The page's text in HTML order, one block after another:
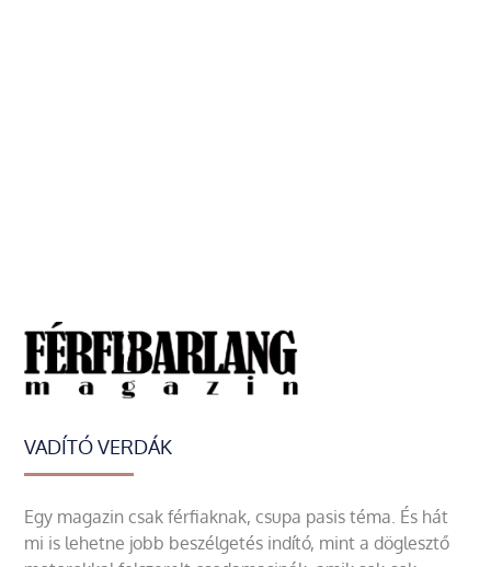
VADÍTÓ VERDÁK
Egy magazin csak férfiaknak, csupa pasis téma. És hát
mi is lehetne jobb beszélgetés indító, mint a döglesztő